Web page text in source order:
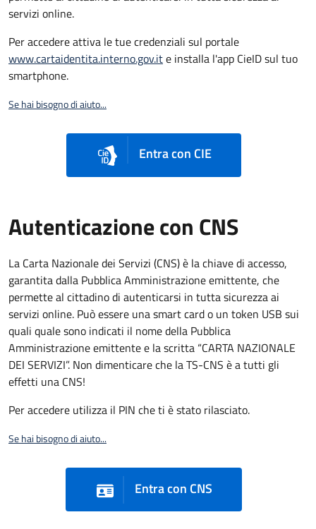
servizi online.
Per accedere attiva le tue credenziali sul portale
www.cartaidentita.interno.gov.ite installa l'app CieID sul tuo
smartphone.
Se hai bisogno di aiuto...
Entra con CIE
Autenticazione con CNS
La Carta Nazionale dei Servizi (CNS) è la chiave di accesso,
garantita dalla Pubblica Amministrazione emittente, che
permette al cittadino di autenticarsi in tutta sicurezza ai
servizi online. Può essere una smart card o un token USB sui
quali quale sono indicati il nome della Pubblica
Amministrazione emittente e la scritta “CARTA NAZIONALE
DEI SERVIZI”. Non dimenticare che la TS-CNS è a tutti gli
effetti una CNS!
Per accedere utilizza il PIN che ti è stato rilasciato.
Se hai bisogno di aiuto...
Entra con CNS